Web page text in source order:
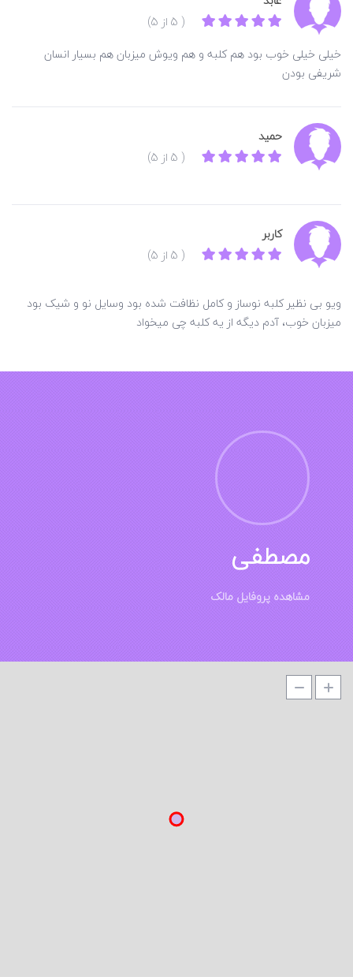
( 5 از 5)
خیلی خیلی خوب بود هم کلبه و هم ویوش میزبان هم بسیار انسان
شریفی بودن
حمید
( 5 از 5)
کاربر
( 5 از 5)
ویو بی نظیر کلبه نوساز و کامل نظافت شده بود وسایل نو و شیک بود
میزبان خوب، آدم دیگه از یه کلبه چی میخواد
مصطفی
مشاهده پروفایل مالک